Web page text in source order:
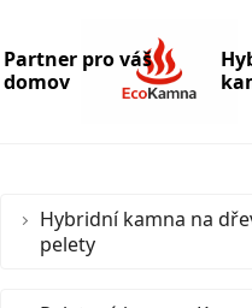
Partner pro váš
domov
Hybridní kamna na
pelety